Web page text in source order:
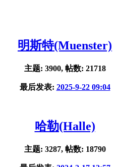
明斯特(Muenster)
主题: 3900, 帖数: 21718
最后发表: 2025-9-22 09:04
哈勒(Halle)
主题: 3287, 帖数: 18790